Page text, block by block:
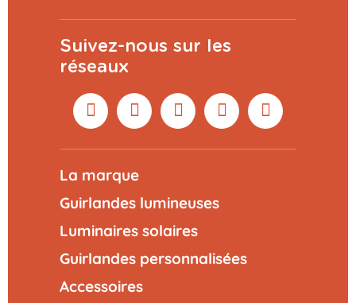
Suivez-nous sur les
réseaux
La marque
Guirlandes lumineuses
Luminaires solaires
Guirlandes personnalisées
Accessoires